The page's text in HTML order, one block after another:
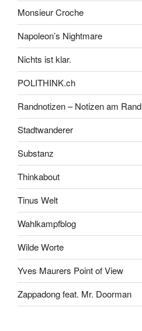
Monsieur Croche
Napoleon’s Nightmare
Nichts ist klar.
POLITHINK.ch
Randnotizen – Notizen am Rand
Stadtwanderer
Substanz
Thinkabout
Tinus Welt
Wahlkampfblog
Wilde Worte
Yves Maurers Point of View
Zappadong feat. Mr. Doorman